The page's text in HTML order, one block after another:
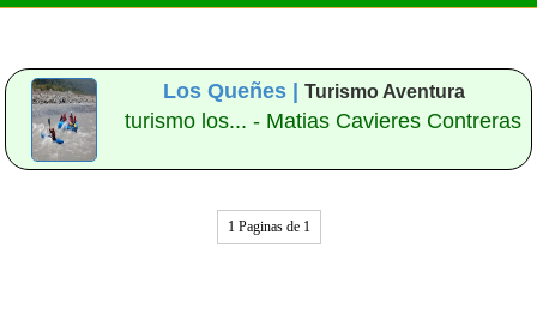
Los Queñes | Turismo Aventura
turismo los... - Matias Cavieres Contreras
1 Paginas de 1